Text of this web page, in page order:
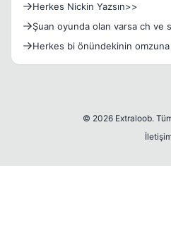
Herkes Nickin Yazsın>>
Şuan oyunda olan varsa ch ve
Herkes bi önündekinin omzuna
© 2026 Extraloob. Tüm